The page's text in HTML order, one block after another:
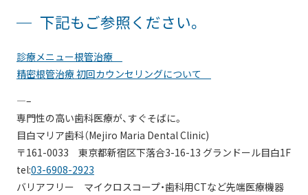
下記もご参照ください。
診療メニュー根管治療
精密根管治療 初回カウンセリングについて
—–
専門性の高い歯科医療が、すぐそばに。
目白マリア歯科（Mejiro Maria Dental Clinic)
〒161-0033 東京都新宿区下落合3-16-13 グランドール目白1F
tel:03-6908-2923
バリアフリー マイクロスコープ・歯科用CTなど先端医療機器